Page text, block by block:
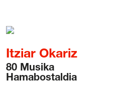
Itziar Okariz
80 Musika
Hamabostaldia